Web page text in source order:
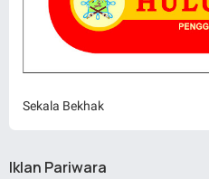
Sekala Bekhak
Iklan Pariwara